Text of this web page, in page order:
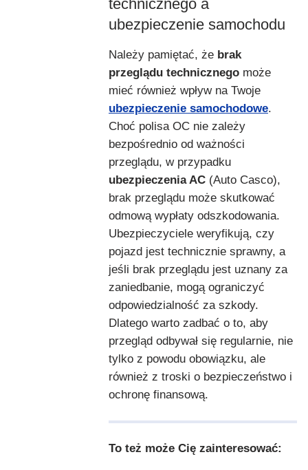
technicznego a
ubezpieczenie samochodu
Należy pamiętać, że brak
przeglądu technicznego może
mieć również wpływ na Twoje
ubezpieczenie samochodowe.
Choć polisa OC nie zależy
bezpośrednio od ważności
przeglądu, w przypadku
ubezpieczenia AC (Auto Casco),
brak przeglądu może skutkować
odmową wypłaty odszkodowania.
Ubezpieczyciele weryfikują, czy
pojazd jest technicznie sprawny, a
jeśli brak przeglądu jest uznany za
zaniedbanie, mogą ograniczyć
odpowiedzialność za szkody.
Dlatego warto zadbać o to, aby
przegląd odbywał się regularnie, nie
tylko z powodu obowiązku, ale
również z troski o bezpieczeństwo i
ochronę finansową.
To też może Cię zainteresować: